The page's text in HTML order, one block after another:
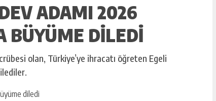
Seçenekleri Dikkat Çekiyor
ADAMI 2026
BÜYÜME DILEDI
olan, Türkiye’ye ihracatı öğreten Egeli